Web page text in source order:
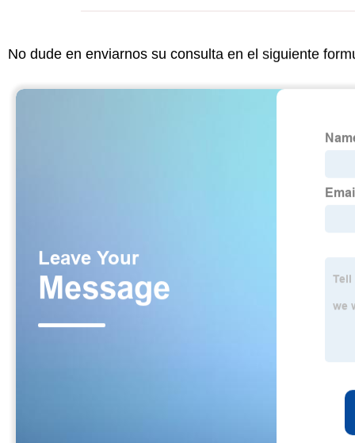
No dude en enviarnos su consulta en el siguiente